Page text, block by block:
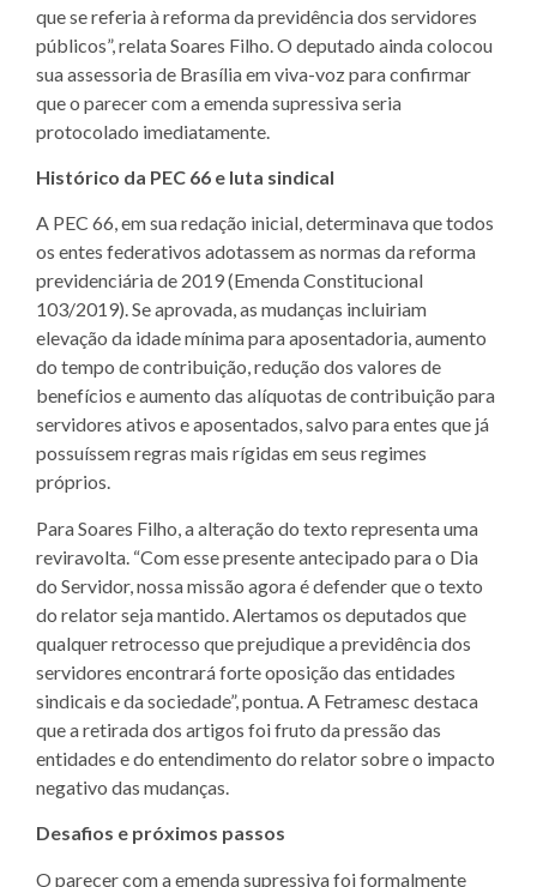
que se referia à reforma da previdência dos servidores
públicos”, relata Soares Filho. O deputado ainda colocou
sua assessoria de Brasília em viva-voz para confirmar
que o parecer com a emenda supressiva seria
protocolado imediatamente.
Histórico da PEC 66 e luta sindical
A PEC 66, em sua redação inicial, determinava que todos
os entes federativos adotassem as normas da reforma
previdenciária de 2019 (Emenda Constitucional
103/2019). Se aprovada, as mudanças incluiriam
elevação da idade mínima para aposentadoria, aumento
do tempo de contribuição, redução dos valores de
benefícios e aumento das alíquotas de contribuição para
servidores ativos e aposentados, salvo para entes que já
possuíssem regras mais rígidas em seus regimes
próprios.
Para Soares Filho, a alteração do texto representa uma
reviravolta. “Com esse presente antecipado para o Dia
do Servidor, nossa missão agora é defender que o texto
do relator seja mantido. Alertamos os deputados que
qualquer retrocesso que prejudique a previdência dos
servidores encontrará forte oposição das entidades
sindicais e da sociedade”, pontua. A Fetramesc destaca
que a retirada dos artigos foi fruto da pressão das
entidades e do entendimento do relator sobre o impacto
negativo das mudanças.
Desafios e próximos passos
O parecer com a emenda supressiva foi formalmente